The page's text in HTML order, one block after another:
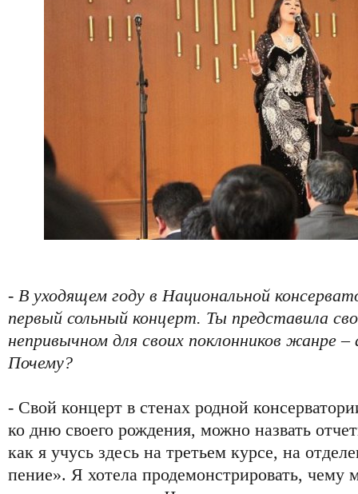
- В уходящем году в Национальной
первый сольный концерт. Ты представила
непривычном для своих поклонников жанре –
Почему?
- Свой концерт в стенах родной
ко дню своего рождения, можно назвать
как я учусь здесь на третьем курсе, на
пение». Я хотела продемонстрировать, чему